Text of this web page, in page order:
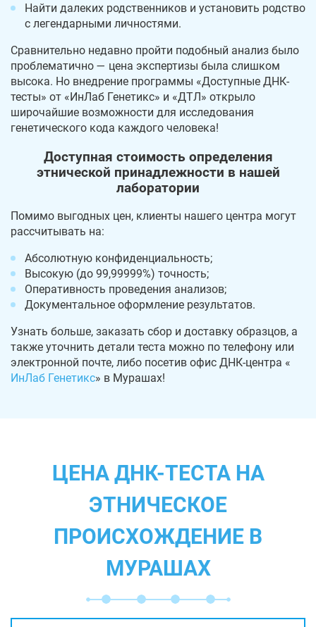
Найти далеких родственников и установить родство
с легендарными личностями.
Сравнительно недавно пройти подобный анализ было
проблематично — цена экспертизы была слишком
высока. Но внедрение программы «Доступные ДНК-
тесты» от «ИнЛаб Генетикс» и «ДТЛ» открыло
широчайшие возможности для исследования
генетического кода каждого человека!
Доступная стоимость определения
этнической принадлежности в нашей
лаборатории
Помимо выгодных цен, клиенты нашего центра могут
рассчитывать на:
Абсолютную конфиденциальность;
Высокую (до 99,99999%) точность;
Оперативность проведения анализов;
Документальное оформление результатов.
Узнать больше, заказать сбор и доставку образцов, а
также уточнить детали теста можно по телефону или
электронной почте, либо посетив офис ДНК-центра «
ИнЛаб Генетикс» в Мурашах!
ЦЕНА ДНК-ТЕСТА НА
ЭТНИЧЕСКОЕ
ПРОИСХОЖДЕНИЕ В
МУРАШАХ